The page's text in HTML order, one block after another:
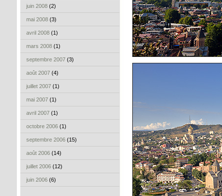
juin 2008 (2)
mai 2008 (3)
avril 2008 (1)
mars 2008 (1)
septembre 2007 (3)
août 2007 (4)
juillet 2007 (1)
mai 2007 (1)
avril 2007 (1)
octobre 2006 (1)
septembre 2006 (15)
août 2006 (14)
juillet 2006 (12)
juin 2006 (6)